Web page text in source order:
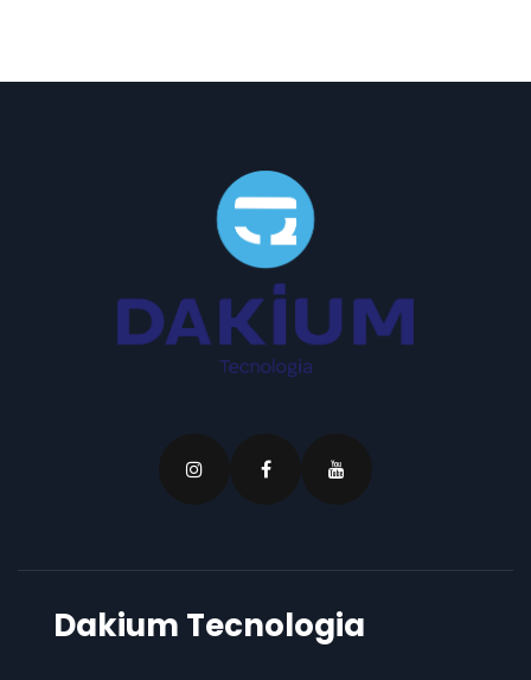
Dakium Tecnologia